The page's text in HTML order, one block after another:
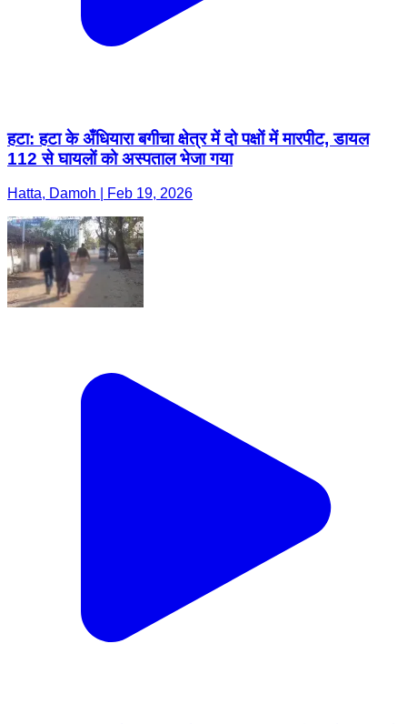
हटा: हटा के अँधियारा बगीचा क्षेत्र में दो पक्षों में मारपीट, डायल
112 से घायलों को अस्पताल भेजा गया
Hatta, Damoh | Feb 19, 2026